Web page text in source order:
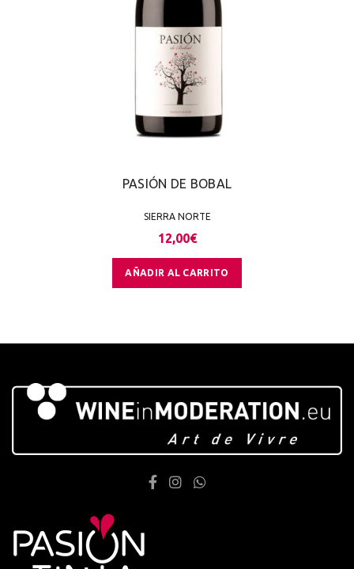
PASIÓN DE BOBAL
SIERRA NORTE
12,00€
AÑADIR AL CARRITO